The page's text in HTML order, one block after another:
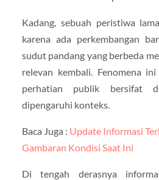
Kadang, sebuah peristiwa
karena ada perkembangan
sudut pandang yang berbeda
relevan kembali. Fenomena
perhatian publik bersifat
dipengaruhi konteks.
Baca Juga : Update Informasi
Gambaran Kondisi Saat Ini
Di tengah derasnya